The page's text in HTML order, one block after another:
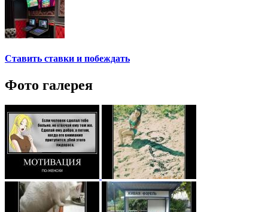
Ставить ставки и побеждать
Фото галерея